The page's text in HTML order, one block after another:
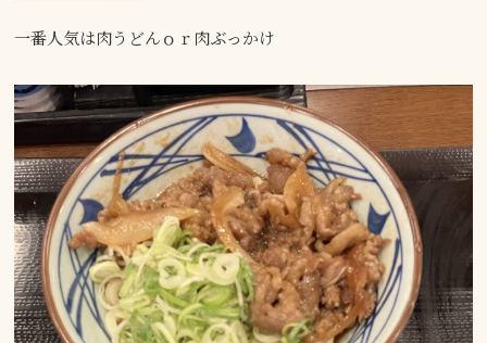
一番人気は肉うどんｏｒ肉ぶっかけ